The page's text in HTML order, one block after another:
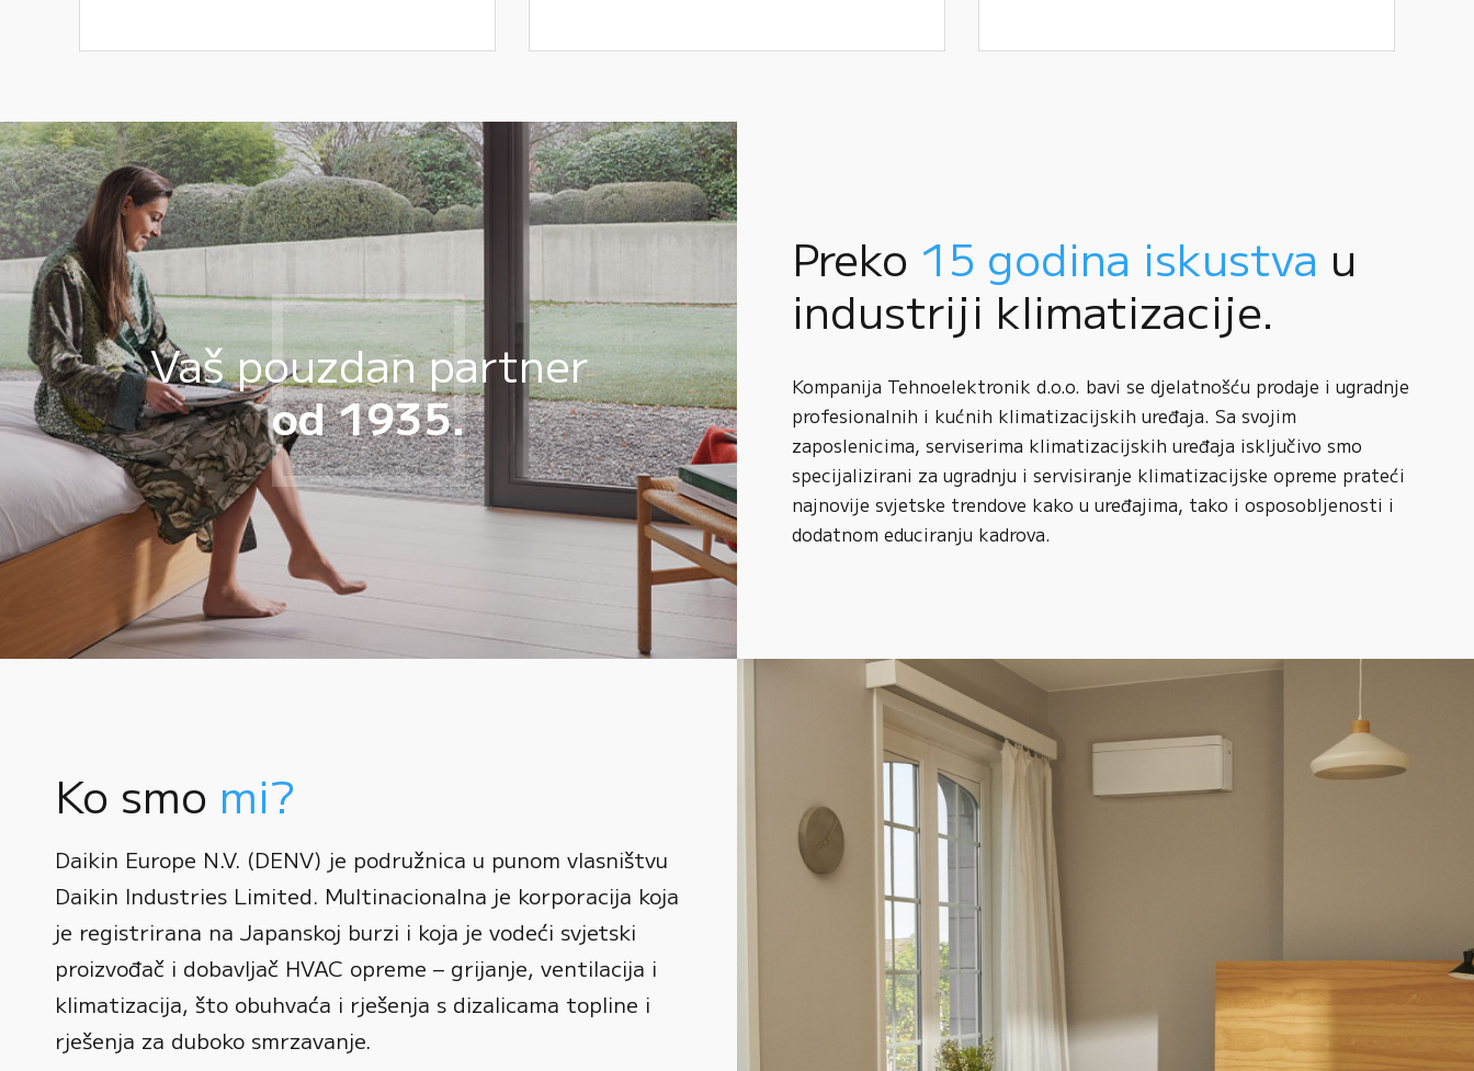
Vaš pouzdan partner
od 1935.
Preko 15 godina iskustva u
industriji klimatizacije.
Kompanija Tehnoelektronik d.o.o. bavi se djelatnošću prodaje i ugradnje
profesionalnih i kućnih klimatizacijskih uređaja. Sa svojim
zaposlenicima, serviserima klimatizacijskih uređaja isključivo smo
specijalizirani za ugradnju i servisiranje klimatizacijske opreme prateći
najnovije svjetske trendove kako u uređajima, tako i osposobljenosti i
dodatnom educiranju kadrova.
Ko smo mi?
Daikin Europe N.V. (DENV) je podružnica u punom vlasništvu
Daikin Industries Limited. Multinacionalna je korporacija koja
je registrirana na Japanskoj burzi i koja je vodeći svjetski
proizvođač i dobavljač HVAC opreme – grijanje, ventilacija i
klimatizacija, što obuhvaća i rješenja s dizalicama topline i
rješenja za duboko smrzavanje.
0
1
2
3
4
0
1
2
3
0
1
2
0